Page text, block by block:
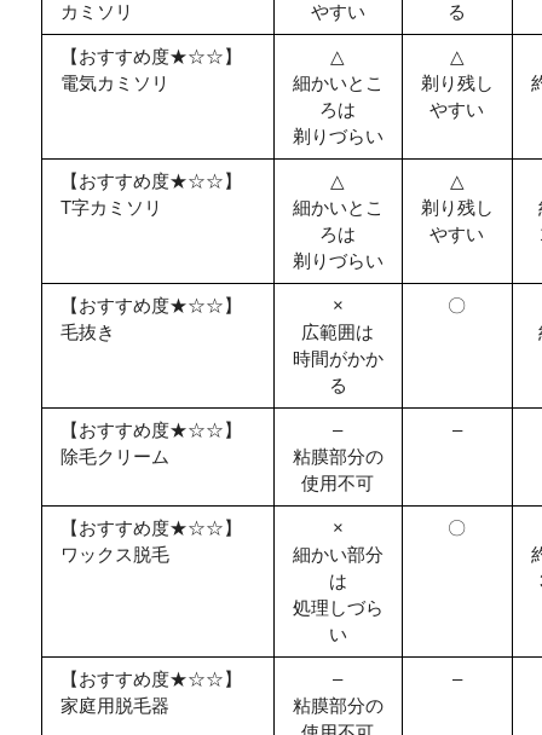
カミソリ
やすい
る
【おすすめ度★☆☆】
電気カミソリ
△
細かいとこ
ろは
剃りづらい
△
剃り残し
やすい
【おすすめ度★☆☆】
T字カミソリ
△
細かいとこ
ろは
剃りづらい
△
剃り残し
やすい
【おすすめ度★☆☆】
毛抜き
×
広範囲は
時間がかか
る
〇
【おすすめ度★☆☆】
除毛クリーム
–
粘膜部分の
使用不可
–
【おすすめ度★☆☆】
ワックス脱毛
×
細かい部分
は
処理しづら
い
〇
【おすすめ度★☆☆】
家庭用脱毛器
–
粘膜部分の
–